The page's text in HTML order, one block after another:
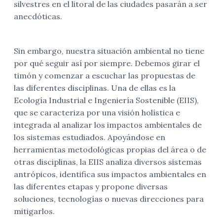
silvestres en el litoral de las ciudades pasarán a ser
anecdóticas.
Sin embargo, nuestra situación ambiental no tiene
por qué seguir así por siempre. Debemos girar el
timón y comenzar a escuchar las propuestas de
las diferentes disciplinas. Una de ellas es la
Ecología Industrial e Ingeniería Sostenible (EIIS),
que se caracteriza por una visión holística e
integrada al analizar los impactos ambientales de
los sistemas estudiados. Apoyándose en
herramientas metodológicas propias del área o de
otras disciplinas, la EIIS analiza diversos sistemas
antrópicos, identifica sus impactos ambientales en
las diferentes etapas y propone diversas
soluciones, tecnologías o nuevas direcciones para
mitigarlos.